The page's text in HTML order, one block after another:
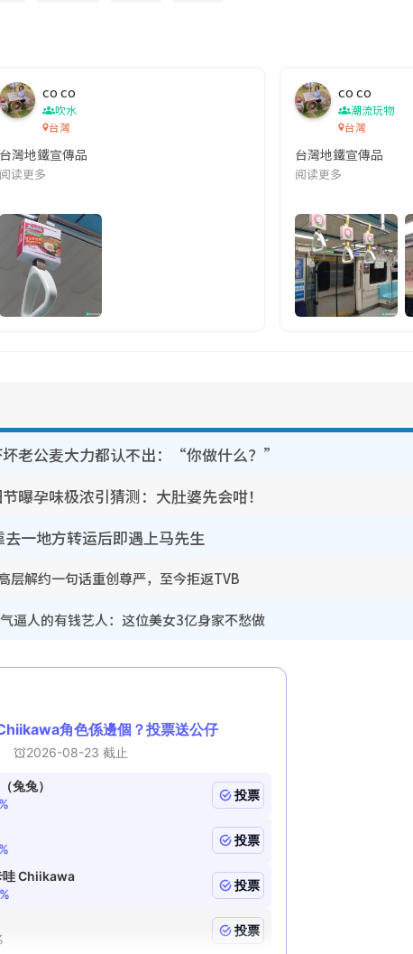
劇本改編自同名網絡漫畫,故事主軸圍繞女主角柳寶娜 —— 表面上是一
co co
吹水
台灣
台灣地鐵宣傳品
阅读更多
co co
潮流玩物
台灣
台灣地鐵宣傳品
阅读更多
老公麦大力都认不出：“你做什么？”
曝孕味极浓引猜测：大肚婆先会咁！
一地方转运后即遇上马先生
解约一句话重创尊严，至今拒返TVB
逼人的有钱艺人：这位美女3亿身家不愁做